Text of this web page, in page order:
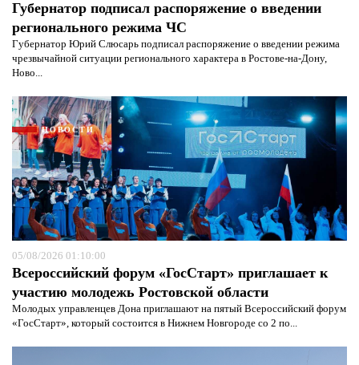
Губернатор подписал распоряжение о введении
регионального режима ЧС
Губернатор Юрий Слюсарь подписал распоряжение о введении режима
чрезвычайной ситуации регионального характера в Ростове-на-Дону,
Ново...
НОВОСТИ
05/08/2026 01:10:00
Всероссийский форум «ГосСтарт» приглашает к
участию молодежь Ростовской области
Молодых управленцев Дона приглашают на пятый Всероссийский форум
«ГосСтарт», который состоится в Нижнем Новгороде со 2 по...
Я согласен сполитикой конфиденциальности и
защиты информации*
Я согласен сполитикой конфиденциальности и
защиты информации*